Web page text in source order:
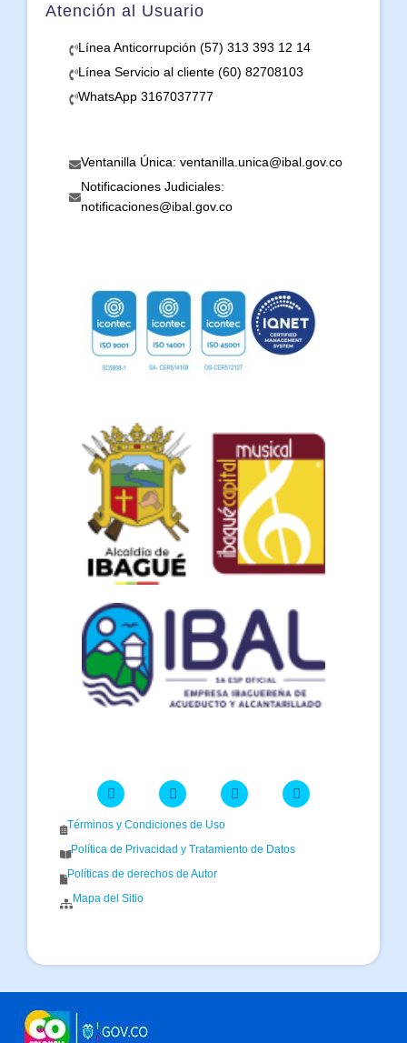
Atención al Usuario
Línea Anticorrupción (57) 313 393 12 14
Línea Servicio al cliente (60) 82708103
WhatsApp 3167037777
Ventanilla Única: ventanilla.unica@ibal.gov.co
Notificaciones Judiciales:
notificaciones@ibal.gov.co
Términos y Condiciones de Uso
Política de Privacidad y Tratamiento de Datos
Políticas de derechos de Autor
Mapa del Sitio